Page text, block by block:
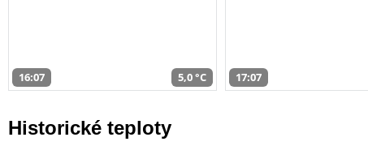
16:07 5,0 °C 17:07
Historické teploty